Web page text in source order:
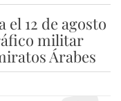
el 12 de agosto
militar
Árabes